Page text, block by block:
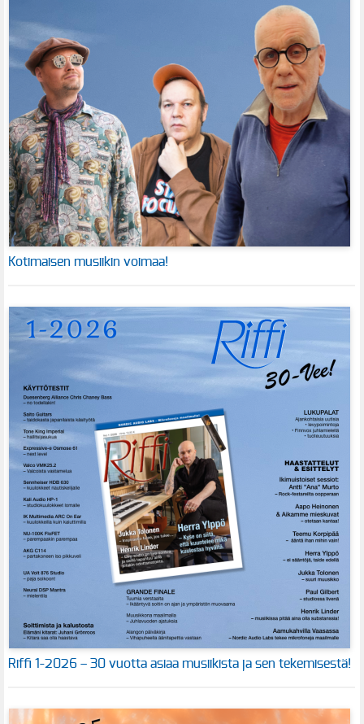
Kotimaisen musiikin voimaa!
Riffi 1-2026 – 30 vuotta asiaa musiikista ja sen tekemisestä!